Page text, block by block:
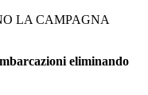
LA CAMPAGNA
eliminando